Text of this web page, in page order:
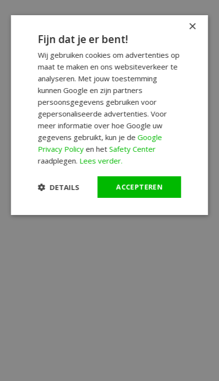
×
Fijn dat je er bent!
Wij gebruiken cookies om advertenties op
maat te maken en ons websiteverkeer te
analyseren. Met jouw toestemming
kunnen Google en zijn partners
persoonsgegevens gebruiken voor
gepersonaliseerde advertenties. Voor
meer informatie over hoe Google uw
gegevens gebruikt, kun je deGoogle
Privacy Policyen hetSafety Center
raadplegen. Lees verder.
ACCEPTEREN
DETAILS